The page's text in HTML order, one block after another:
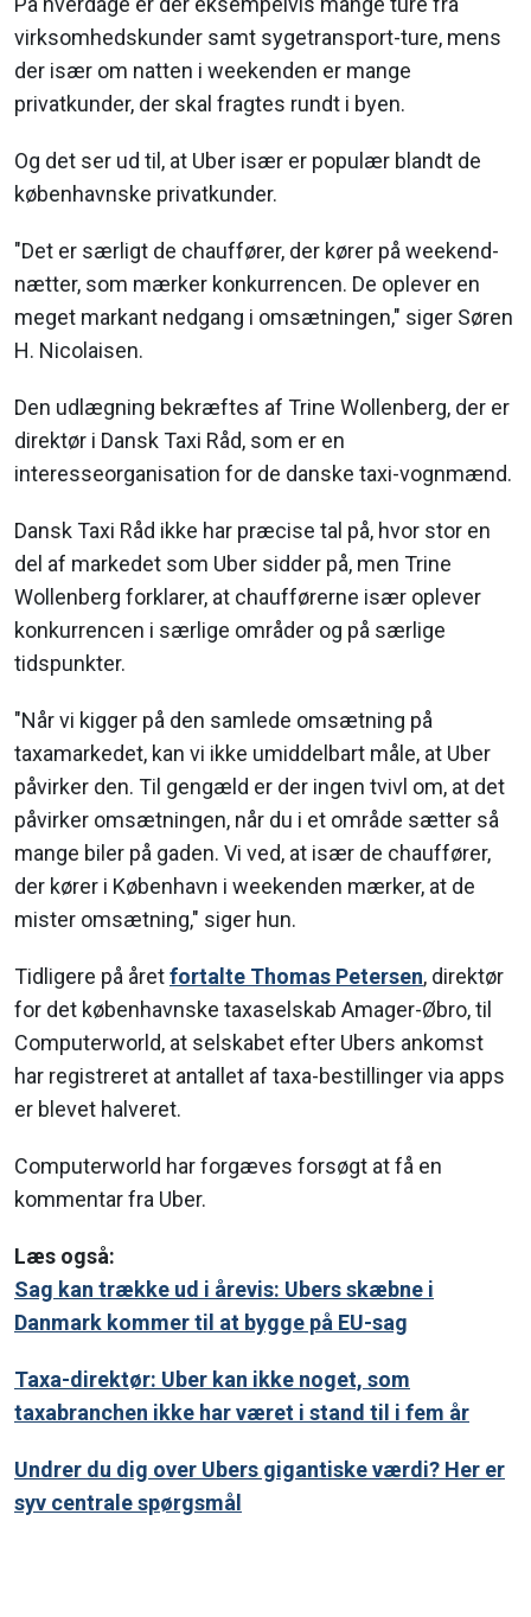
virksomhedskunder samt sygetransport-ture, mens
der især om natten i weekenden er mange
privatkunder, der skal fragtes rundt i byen.
Og det ser ud til, at Uber især er populær blandt de
københavnske privatkunder.
"Det er særligt de chauffører, der kører på weekend-
nætter, som mærker konkurrencen. De oplever en
meget markant nedgang i omsætningen," siger Søren
H. Nicolaisen.
Den udlægning bekræftes af Trine Wollenberg, der er
direktør i Dansk Taxi Råd, som er en
interesseorganisation for de danske taxi-vognmænd.
Dansk Taxi Råd ikke har præcise tal på, hvor stor en
del af markedet som Uber sidder på, men Trine
Wollenberg forklarer, at chaufførerne især oplever
konkurrencen i særlige områder og på særlige
tidspunkter.
"Når vi kigger på den samlede omsætning på
taxamarkedet, kan vi ikke umiddelbart måle, at Uber
påvirker den. Til gengæld er der ingen tvivl om, at det
påvirker omsætningen, når du i et område sætter så
mange biler på gaden. Vi ved, at især de chauffører,
der kører i København i weekenden mærker, at de
mister omsætning," siger hun.
Tidligere på åretfortalte Thomas Petersen, direktør
for det københavnske taxaselskab Amager-Øbro, til
Computerworld, at selskabet efter Ubers ankomst
har registreret at antallet af taxa-bestillinger via apps
er blevet halveret.
Computerworld har forgæves forsøgt at få en
kommentar fra Uber.
Læs også:
Sag kan trække ud i årevis: Ubers skæbne i
Danmark kommer til at bygge på EU-sag
Taxa-direktør: Uber kan ikke noget, som
taxabranchen ikke har været i stand til i fem år
Undrer du dig over Ubers gigantiske værdi? Her er
syv centrale spørgsmål